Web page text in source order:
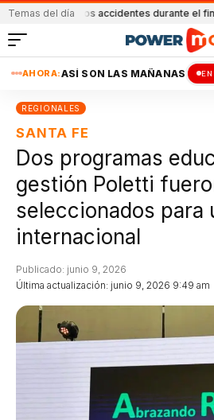
Temas del día
accidentes durante el fin de semana
AHORA:ASÍ SON LAS MAÑANAS
REGIONALES
SANTA FE
Dos programas
gestión Poletti
seleccionados para
internacional
Última actualización: junio 9, 2026 9:49 am
Publicado: junio 9, 2026